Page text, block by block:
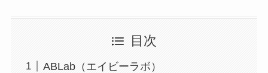
目次
ABLab（エイビーラボ）